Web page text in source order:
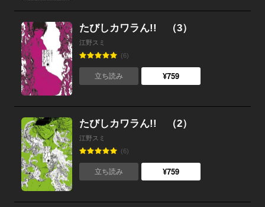
たびしカワラん!! （3）
江野スミ
(6)
立ち読み ¥759
たびしカワラん!! （2）
江野スミ
(6)
立ち読み ¥759